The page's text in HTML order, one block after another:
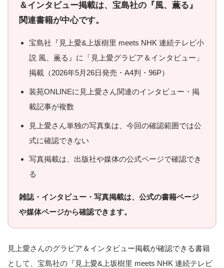
＆インタビュー掲載は、宝島社の『風、薫る』
関連書籍が中心です。
宝島社『見上愛&上坂樹里 meets NHK 連続テレビ小
説 風、薫る』に「見上愛グラビア＆インタビュー」
掲載（2026年5月26日発売・A4判・96P）
装苑ONLINEに見上愛さん関連のインタビュー・掲
載記事が複数
見上愛さん単独の写真集は、今回の確認範囲では公
式に確認できない
写真掲載は、出版社や媒体の公式ページで確認でき
る
雑誌・インタビュー・写真掲載は、公式の書籍ページ
や媒体ページから確認できます。
見上愛さんのグラビア＆インタビュー掲載が確認できる書籍
として、宝島社の『見上愛&上坂樹里 meets NHK 連続テレビ